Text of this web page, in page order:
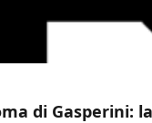
di